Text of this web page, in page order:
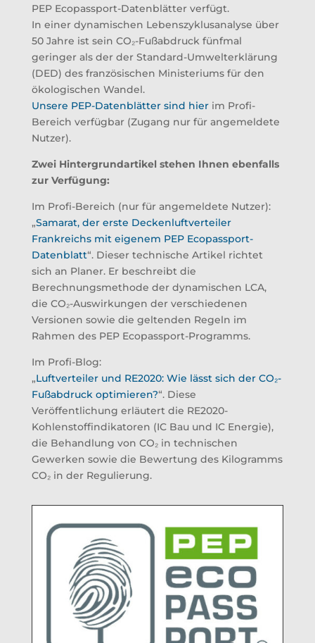
PEP Ecopassport-Datenblätter verfügt.
In einer dynamischen Lebenszyklusanalyse über
50 Jahre ist sein CO₂-Fußabdruck fünfmal
geringer als der der Standard-Umwelterklärung
(DED) des französischen Ministeriums für den
ökologischen Wandel.
Unsere PEP-Datenblätter sind hierim Profi-
Bereich verfügbar (Zugang nur für angemeldete
Nutzer).
Zwei Hintergrundartikel stehen Ihnen ebenfalls
zur Verfügung:
Im Profi-Bereich (nur für angemeldete Nutzer):
„Samarat, der erste Deckenluftverteiler
Frankreichs mit eigenem PEP Ecopassport-
Datenblatt“. Dieser technische Artikel richtet
sich an Planer. Er beschreibt die
Berechnungsmethode der dynamischen LCA,
die CO₂-Auswirkungen der verschiedenen
Versionen sowie die geltenden Regeln im
Rahmen des PEP Ecopassport-Programms.
Im Profi-Blog:
„Luftverteiler und RE2020: Wie lässt sich der CO₂-
Fußabdruck optimieren?“. Diese
Veröffentlichung erläutert die RE2020-
Kohlenstoffindikatoren (IC Bau und IC Energie),
die Behandlung von CO₂ in technischen
Gewerken sowie die Bewertung des Kilogramms
CO₂ in der Regulierung.